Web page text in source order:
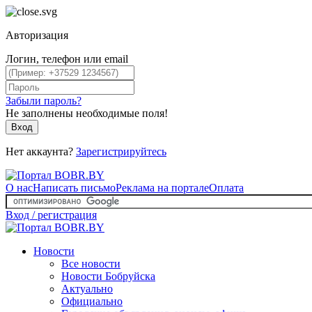
Авторизация
Логин, телефон или email
Забыли пароль?
Не заполнены необходимые поля!
Вход
Нет аккаунта? Зарегистрируйтесь
О насНаписать письмоРеклама на порталеОплата
Вход / регистрация
Новости
Все новости
Новости Бобруйска
Актуально
Официально